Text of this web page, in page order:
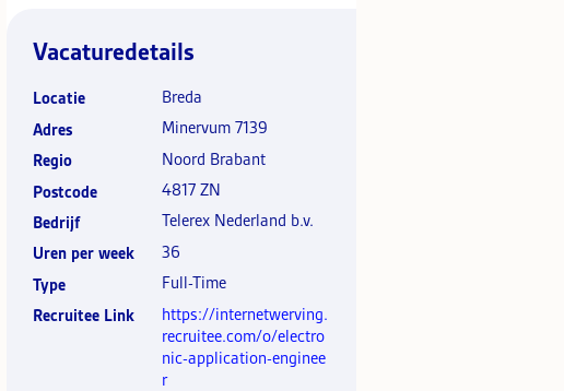
Vacaturedetails
Locatie
Breda
Adres
Minervum 7139
Regio
Noord Brabant
Postcode
4817 ZN
Bedrijf
Telerex Nederland b.v.
Uren per week
36
Type
Full-Time
Recruitee Link
https://internetwerving.
recruitee.com/o/electro
nic-application-enginee
r